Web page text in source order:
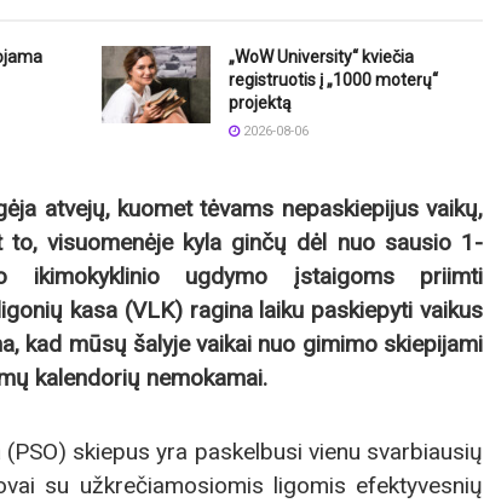
„WoW University“ kviečia
registruotis į „1000 moterų“
projektą
2026-08-06
atvejų, kuomet tėvams nepaskiepijus vaikų,
to, visuomenėje kyla ginčų dėl nuo sausio 1-
ikimokyklinio ugdymo įstaigoms priimti
kasa (VLK) ragina laiku paskiepyti vaikus
kad mūsų šalyje vaikai nuo gimimo skiepijami
kalendorių nemokamai.
skiepus yra paskelbusi vienu svarbiausių
su užkrečiamosiomis ligomis efektyvesnių